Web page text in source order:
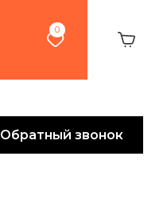
0
Обратный звонок